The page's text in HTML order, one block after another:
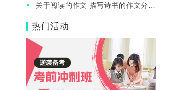
文《我们的根哥》
关于阅读的作文 描写诗书的作文分享
热门活动